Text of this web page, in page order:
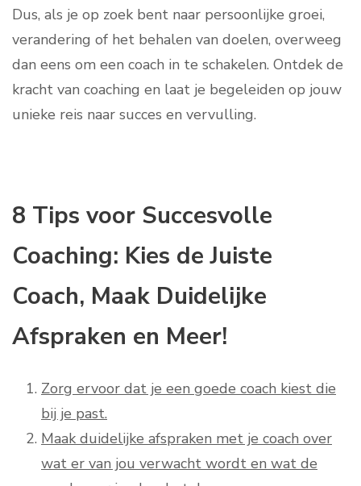
Dus, als je op zoek bent naar persoonlijke groei,
verandering of het behalen van doelen, overweeg
dan eens om een coach in te schakelen. Ontdek de
kracht van coaching en laat je begeleiden op jouw
unieke reis naar succes en vervulling.
8 Tips voor Succesvolle
Coaching: Kies de Juiste
Coach, Maak Duidelijke
Afspraken en Meer!
Zorg ervoor dat je een goede coach kiest die
bij je past.
Maak duidelijke afspraken met je coach over
wat er van jou verwacht wordt en wat de